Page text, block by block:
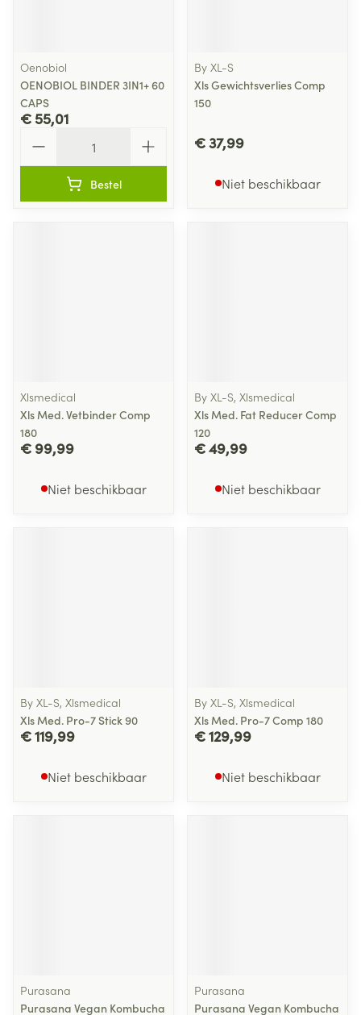
Oenobiol
OENOBIOL BINDER 3IN1+ 60
CAPS
€ 55,01
Bestel
By XL-S
Xls Gewichtsverlies Comp
150
€ 37,99
Niet beschikbaar
Xlsmedical
Xls Med. Vetbinder Comp
180
€ 99,99
Niet beschikbaar
By XL-S, Xlsmedical
Xls Med. Fat Reducer Comp
120
€ 49,99
Niet beschikbaar
By XL-S, Xlsmedical
Xls Med. Pro-7 Stick 90
€ 119,99
Niet beschikbaar
By XL-S, Xlsmedical
Xls Med. Pro-7 Comp 180
€ 129,99
Niet beschikbaar
Purasana
Purasana Vegan Kombucha
Purasana
Purasana Vegan Kombucha